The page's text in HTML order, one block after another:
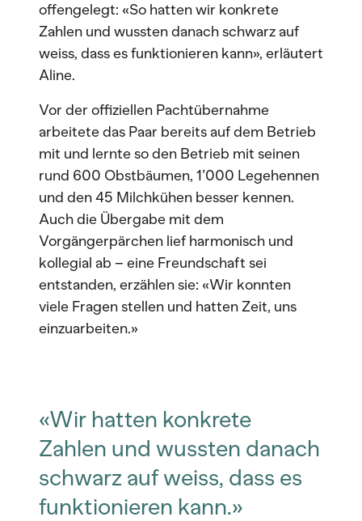
offengelegt: «So hatten wir konkrete
Zahlen und wussten danach schwarz auf
weiss, dass es funktionieren kann», erläutert
Aline.
Vor der offiziellen Pachtübernahme
arbeitete das Paar bereits auf dem Betrieb
mit und lernte so den Betrieb mit seinen
rund 600 Obstbäumen, 1’000 Legehennen
und den 45 Milchkühen besser kennen.
Auch die Übergabe mit dem
Vorgängerpärchen lief harmonisch und
kollegial ab – eine Freundschaft sei
entstanden, erzählen sie: «Wir konnten
viele Fragen stellen und hatten Zeit, uns
einzuarbeiten.»
«Wir hatten konkrete
Zahlen und wussten danach
schwarz auf weiss, dass es
funktionieren kann.»